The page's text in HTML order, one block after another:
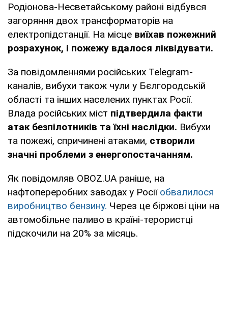
Родіонова-Несветайському районі відбувся
загоряння двох трансформаторів на
електропідстанції. На місце виїхав пожежний
розрахунок, і пожежу вдалося ліквідувати.
За повідомленнями російських Telegram-
каналів, вибухи також чули у Бєлгородській
області та інших населених пунктах Росії.
Влада російських міст підтвердила факти
атак безпілотників та їхні наслідки. Вибухи
та пожежі, спричинені атаками, створили
значні проблеми з енергопостачанням.
Як повідомляв OBOZ.UA раніше, на
нафтопереробних заводах у Росії обвалилося
виробництво бензину. Через це біржові ціни на
автомобільне паливо в країні-терористці
підскочили на 20% за місяць.